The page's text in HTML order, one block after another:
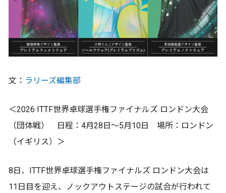
文： ラリーズ編集部
＜2026 ITTF世界卓球選手権ファイナルズ ロンドン大会
（団体戦） 日程：4月28日～5月10日 場所：ロンドン
（イギリス）＞
8日、ITTF世界卓球選手権ファイナルズ ロンドン大会は
11日目を迎え、ノックアウトステージの試合が行われて